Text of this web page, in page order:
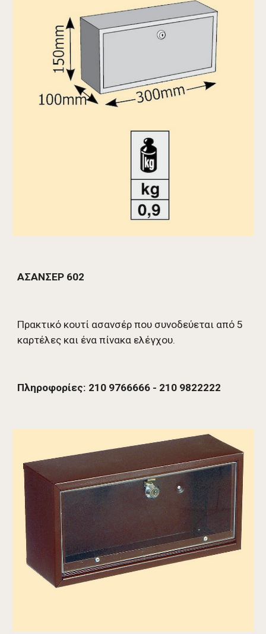
ΑΣΑΝΣΕΡ 602
Πρακτικό κουτί ασανσέρ που συνοδεύεται από 5
καρτέλες και ένα πίνακα ελέγχου.
Πληροφορίες: 210 9766666 - 210 9822222